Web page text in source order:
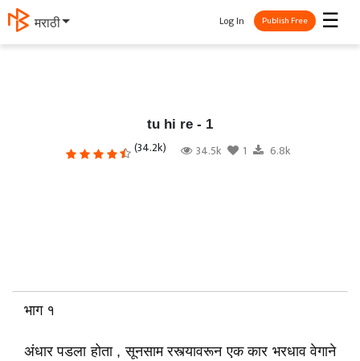
मराठी ☰
Log In Publish Free
tu hi re - 1
(34.2k) 34.5k 1 6.8k
भाग १
अंधार पडला होता , सूनसाम रस्त्यावरून एक कार भरधाव वेगाने